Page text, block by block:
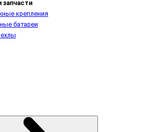
запчасти
крепления
батареи